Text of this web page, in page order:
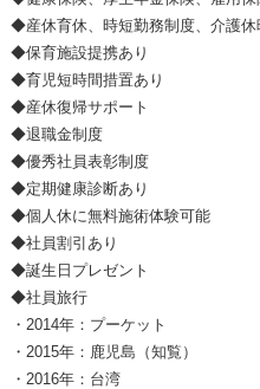
◆産休育休、時短勤務制度、介護休
◆保育施設提携あり
◆育児短時間措置あり
◆産休復帰サポート
◆退職金制度
◆優秀社員表彰制度
◆定期健康診断あり
◆個人休に無料施術体験可能
◆社員割引あり
◆誕生日プレゼント
◆社員旅行
・2014年：プーケット
・2015年：鹿児島（知覧）
・2016年：台湾